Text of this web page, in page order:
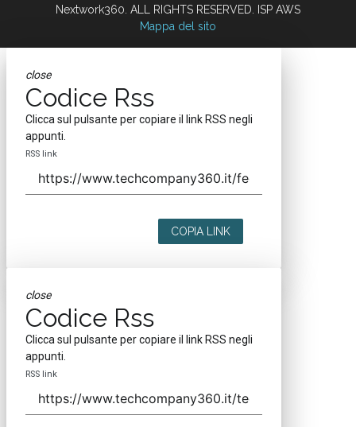
Nextwork360. ALL RIGHTS RESERVED. ISP AWS
Mappa del sito
close
Codice Rss
Clicca sul pulsante per copiare il link RSS negli
appunti.
RSS link
COPIA LINK
close
Codice Rss
Clicca sul pulsante per copiare il link RSS negli
appunti.
RSS link